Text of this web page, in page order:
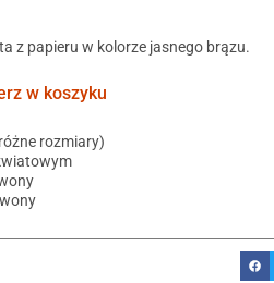
z papieru w kolorze jasnego brązu.
w koszyku
rozmiary)